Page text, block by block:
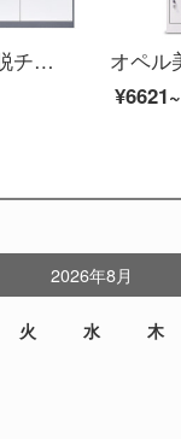
オペルの美の着脱チェイストの資料の箱の書類棚の鋼製の鉄の皮の箱の倉庫は双節の箱を通して1850*900*400を通します
¥6621~
2026年8月
火 水 木